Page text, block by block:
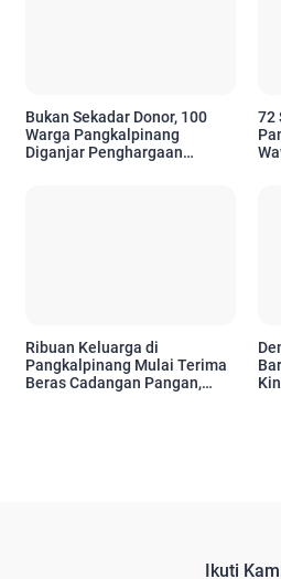
Bukan Sekadar Donor, 100
Warga Pangkalpinang
Diganjar Penghargaan
72
Ribuan Keluarga di
Pangkalpinang Mulai Terima
Beras Cadangan Pangan,
Ikuti